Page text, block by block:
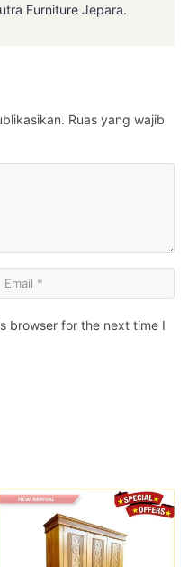
Furniture Jepara.
Ruas yang wajib
browser for the next time I